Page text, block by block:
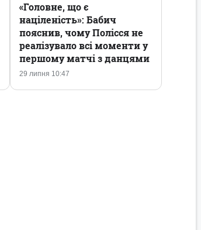
29 липня 10:47
«Головне, що є
націленість»: Бабич
пояснив, чому Полісся не
реалізувало всі моменти у
першому матчі з данцями